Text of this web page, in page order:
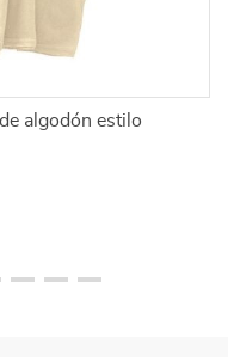
algodón estilo